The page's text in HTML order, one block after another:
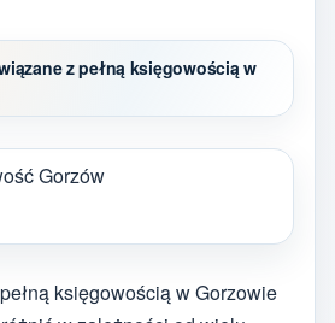
z pełną księgowością w
księgowością w Gorzowie